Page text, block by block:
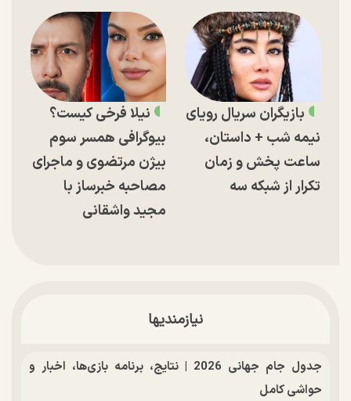
بازیگران سریال رویای
نیمه شب + داستان،
ساعت پخش و زمان
تکرار از شبکه سه
نیلا فرخی کیست؟
بیوگرافی همسر سوم
بیژن مرتضوی و ماجرای
مصاحبه خبرساز با
مجید واشقانی
نیازمندیها
جدول جام جهانی 2026 | نتایج، برنامه بازی‌ها، اخبار و
حواشی کامل